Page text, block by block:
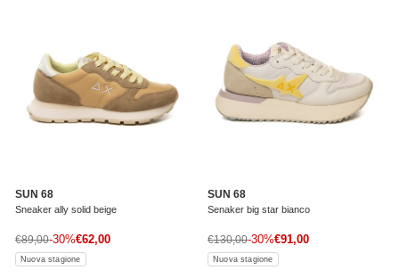
SUN 68
Sneaker ally solid beige
Prezzo di vendita
€62,00
Prezzo normale
€89,00-30%
Nuova stagione
SUN 68
Senaker big star bianco
Prezzo di vendita
€91,00
Prezzo normale
€130,00-30%
Nuova stagione